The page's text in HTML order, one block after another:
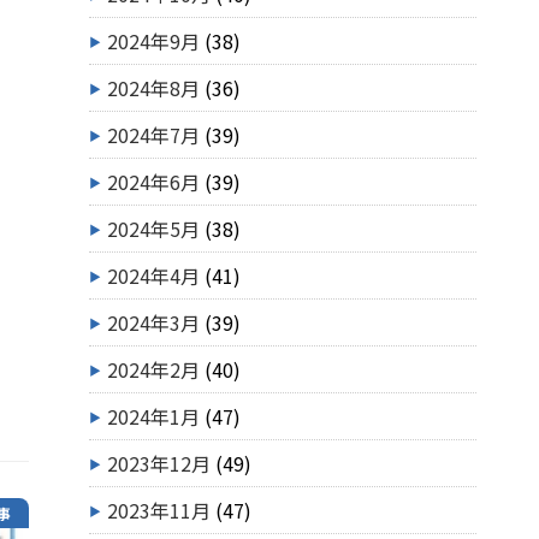
2024年9月 (38)
2024年8月 (36)
2024年7月 (39)
2024年6月 (39)
2024年5月 (38)
2024年4月 (41)
2024年3月 (39)
2024年2月 (40)
2024年1月 (47)
2023年12月 (49)
2023年11月 (47)